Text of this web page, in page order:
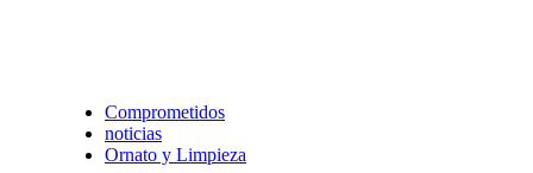
Comprometidos
noticias
Ornato y Limpieza